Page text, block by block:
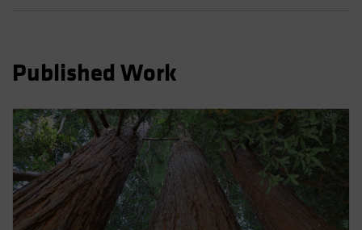
Taiwan - 台灣
United States (US Citizens)
US (Non-US Citizens/NRC)
Published Work